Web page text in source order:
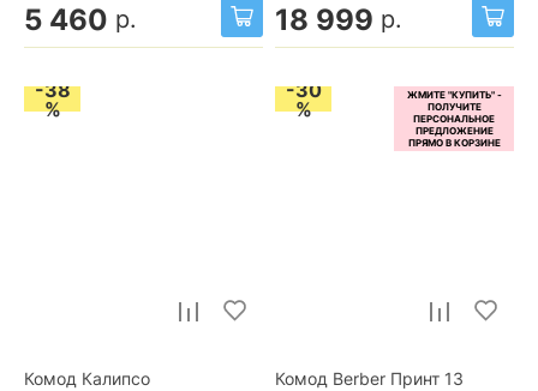
5 460 р. 18 999 р.
-38
%
Комод Калипсо
-30
%
Комод Berber Принт 13